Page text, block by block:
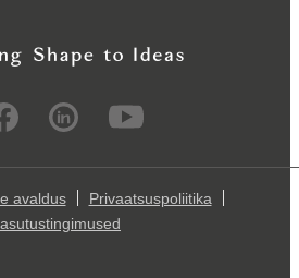
avaldus
Privaatsuspoliitika